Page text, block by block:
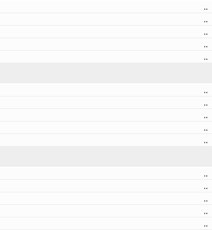
..
..
..
..
..
..
..
..
..
..
..
..
..
..
..